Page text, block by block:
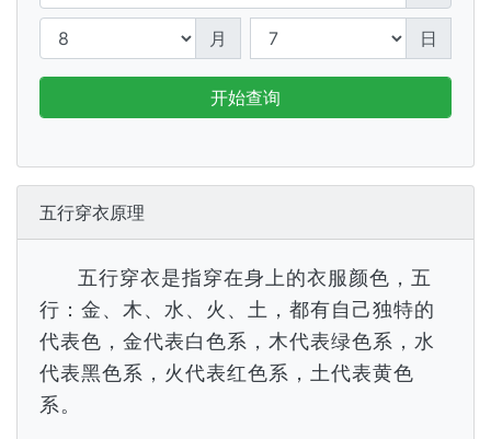
月 日
开始查询
五行穿衣原理
五行穿衣是指穿在身上的衣服颜色，五
行：金、木、水、火、土，都有自己独特的
代表色，金代表白色系，木代表绿色系，水
代表黑色系，火代表红色系，土代表黄色
系。